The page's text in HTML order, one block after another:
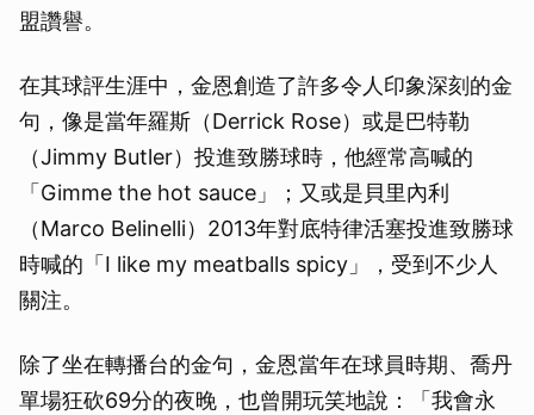
盟讚譽。
在其球評生涯中，金恩創造了許多令人印象深刻的金
句，像是當年羅斯（Derrick Rose）或是巴特勒
（Jimmy Butler）投進致勝球時，他經常高喊的
「Gimme the hot sauce」；又或是貝里內利
（Marco Belinelli）2013年對底特律活塞投進致勝球
時喊的「I like my meatballs spicy」，受到不少人
關注。
除了坐在轉播台的金句，金恩當年在球員時期、喬丹
單場狂砍69分的夜晚，也曾開玩笑地說：「我會永